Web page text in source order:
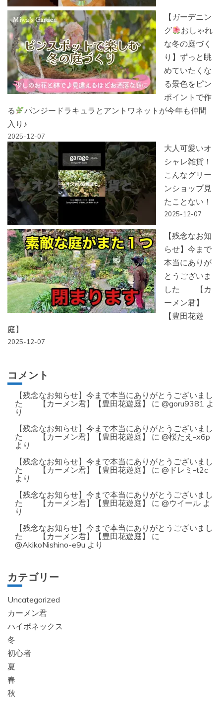
【ガーデニン
グ
おしゃれ
な冬の庭づく
り】ずっと眺
めていたくな
る景色をピン
ポイントで作
る
パンジードラキュラとアントワネットが今年も仲間
入り♪
2025-12-07
大人可愛いオ
シャレ雑貨！
こんなグリー
ンショップ見
たことない！
2025-12-07
【残念なお知
らせ】今まで
本当にありが
とうございま
した 【カ
ーメン君】
【豊田花遊
庭】
2025-12-07
コメント
【残念なお知らせ】今まで本当にありがとうございまし
た 【カーメン君】【豊田花遊庭】
に @goru9381 よ
り
【残念なお知らせ】今まで本当にありがとうございまし
た 【カーメン君】【豊田花遊庭】
に @桜たえ-x6p
より
【残念なお知らせ】今まで本当にありがとうございまし
た 【カーメン君】【豊田花遊庭】
に @ドレミ-t2c
より
【残念なお知らせ】今まで本当にありがとうございまし
た 【カーメン君】【豊田花遊庭】
に @ウイール よ
り
【残念なお知らせ】今まで本当にありがとうございまし
た 【カーメン君】【豊田花遊庭】
に
@AkikoNishino-e9u より
カテゴリー
Uncategorized
カーメン君
ハイポネックス
冬
初心者
夏
春
秋